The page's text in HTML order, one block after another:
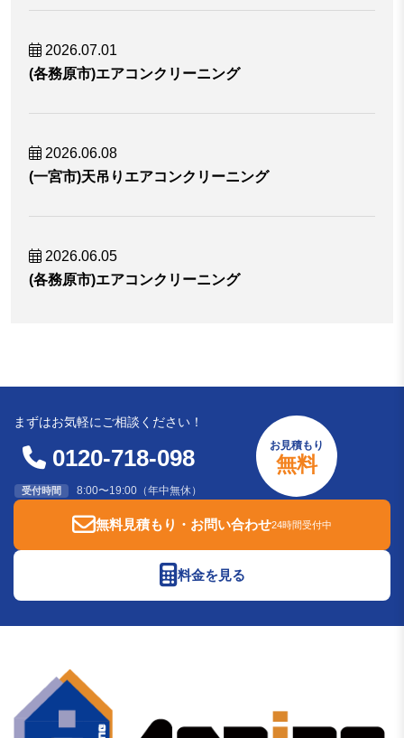
2026.07.01
(各務原市)エアコンクリーニング
2026.06.08
(一宮市)天吊りエアコンクリーニング
2026.06.05
(各務原市)エアコンクリーニング
まずはお気軽にご相談ください！
0120-718-098
受付時間 8:00〜19:00（年中無休）
お見積もり
無料
無料見積もり・お問い合わせ24時間受付中
料金を見る